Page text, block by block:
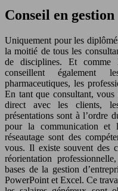
Conseil en gestion
Uniquement pour les
la moitié de tous les
de disciplines. Et comme
conseillent également
pharmaceutiques, les
En tant que consultant,
direct avec les clients,
présentations sont à l’ordre
pour la communication et
réseautage sont des
vous. Il existe souvent des
réorientation
bases de la gestion
PowerPoint et Excel. Ce